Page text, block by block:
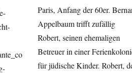
Paris, Anfang der 60er.
Appelbaum trifft zufällig
Robert, seinen ehemaligen
Betreuer in einer
für jüdische Kinder. Robert,